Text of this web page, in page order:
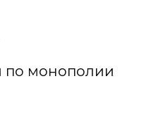
по монополии